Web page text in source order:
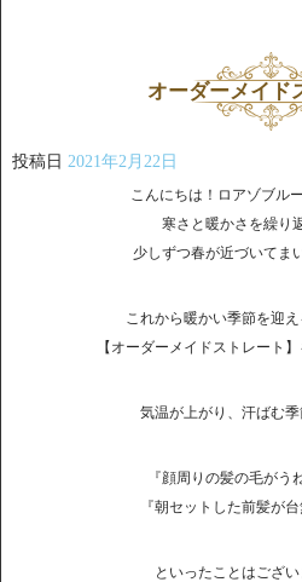
オーダーメイド
投稿日 2021年2月22日
こんにちは！ロアゾブル
寒さと暖かさを繰り
少しずつ春が近づいてま
これから暖かい季節を迎
【オーダーメイドストレート
気温が上がり、汗ばむ
『顔周りの髪の毛がう
『朝セットした前髪が
といったことはござ